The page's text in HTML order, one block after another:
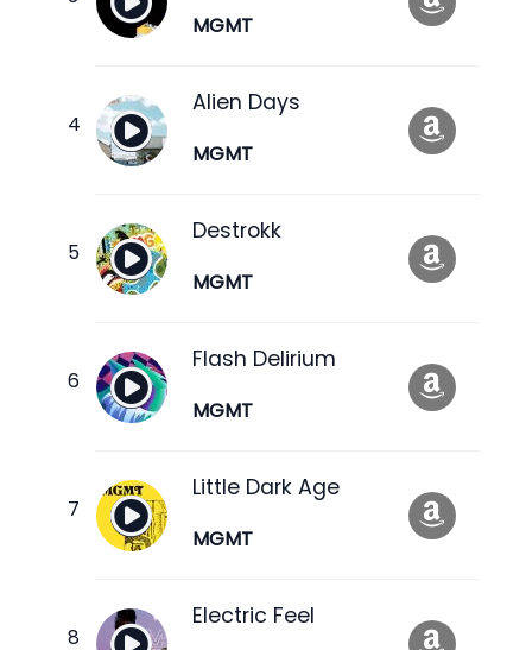
MGMT
Alien Days
MGMT
Destrokk
MGMT
Flash Delirium
MGMT
Little Dark Age
MGMT
Electric Feel